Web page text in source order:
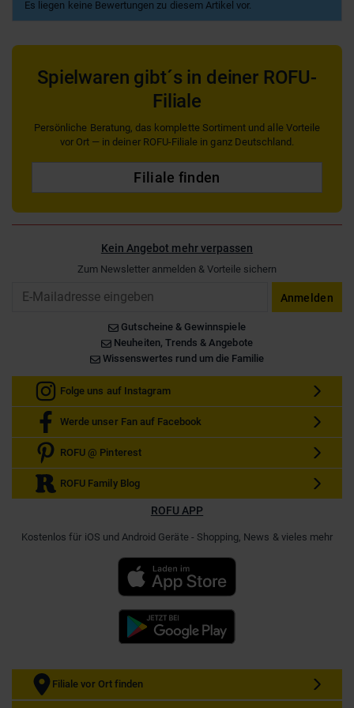
Es liegen keine Bewertungen zu diesem Artikel vor.
Spielwaren gibt´s in deiner ROFU-
Filiale
Persönliche Beratung, das komplette Sortiment und alle Vorteile
vor Ort — in deiner ROFU-Filiale in ganz Deutschland.
Filiale finden
Kein Angebot mehr verpassen
Zum Newsletter anmelden & Vorteile sichern
Anmelden
Gutscheine & Gewinnspiele
Neuheiten, Trends & Angebote
Wissenswertes rund um die Familie
Folge uns auf Instagram
Werde unser Fan auf Facebook
ROFU @ Pinterest
ROFU Family Blog
ROFU APP
Kostenlos für iOS und Android Geräte - Shopping, News & vieles mehr
Filiale vor Ort finden